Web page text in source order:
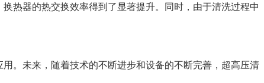
热器的热交换效率得到了显著提升。同时，由于清洗过程中
。未来，随着技术的不断进步和设备的不断完善，超高压清